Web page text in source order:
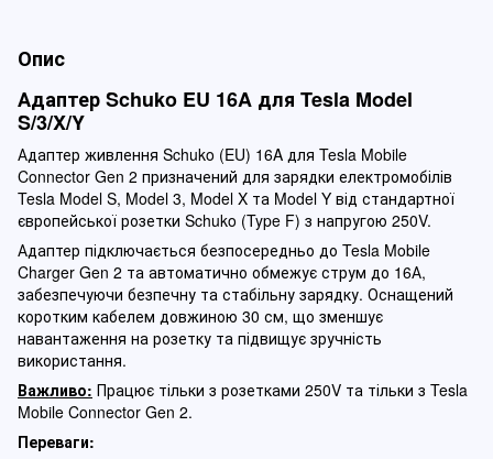
Опис
Адаптер Schuko EU 16A для Tesla Model
S/3/X/Y
Адаптер живлення Schuko (EU) 16A для Tesla Mobile
Connector Gen 2 призначений для зарядки електромобілів
Tesla Model S, Model 3, Model X та Model Y від стандартної
європейської розетки Schuko (Type F) з напругою 250V.
Адаптер підключається безпосередньо до Tesla Mobile
Charger Gen 2 та автоматично обмежує струм до 16А,
забезпечуючи безпечну та стабільну зарядку. Оснащений
коротким кабелем довжиною 30 см, що зменшує
навантаження на розетку та підвищує зручність
використання.
Важливо: Працює тільки з розетками 250V та тільки з Tesla
Mobile Connector Gen 2.
Переваги: